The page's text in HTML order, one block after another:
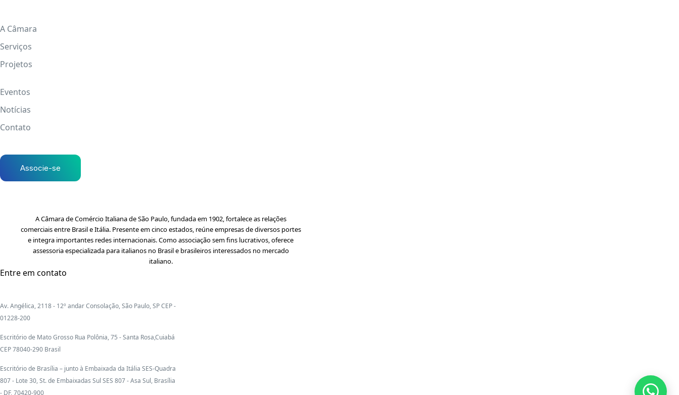
A Câmara
Serviços
Projetos
Eventos
Notícias
Contato
Associe-se
A Câmara de Comércio Italiana de São Paulo, fundada em 1902, fortalece as relações
comerciais entre Brasil e Itália. Presente em cinco estados, reúne empresas de diversos portes
e integra importantes redes internacionais. Como associação sem fins lucrativos, oferece
assessoria especializada para italianos no Brasil e brasileiros interessados no mercado
italiano.
Entre em contato
Av. Angélica, 2118 - 12º andar Consolação, São Paulo, SP CEP -
01228-200
Escritório de Mato Grosso Rua Polônia, 75 - Santa Rosa,Cuiabá
CEP 78040-290 Brasil
Escritório de Brasília – junto à Embaixada da Itália SES-Quadra
807 - Lote 30, St. de Embaixadas Sul SES 807 - Asa Sul, Brasília
- DF, 70420-900